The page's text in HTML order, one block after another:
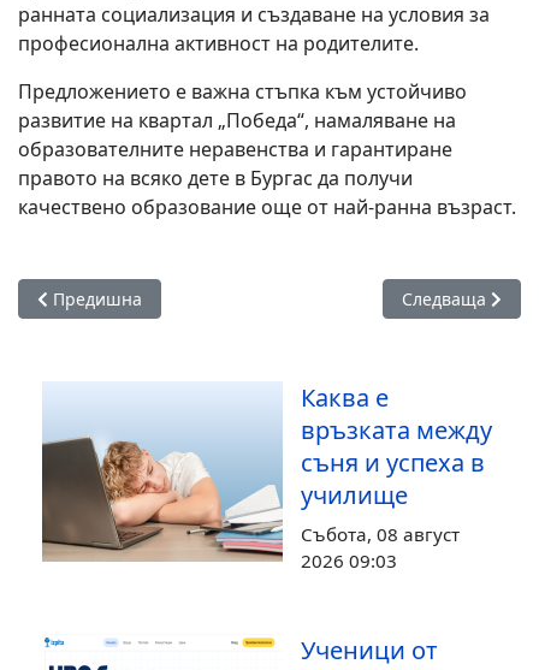
ранната социализация и създаване на условия за
професионална активност на родителите.
Предложението е важна стъпка към устойчиво
развитие на квартал „Победа“, намаляване на
образователните неравенства и гарантиране
правото на всяко дете в Бургас да получи
качествено образование още от най-ранна възраст.
Предишна статия: Механотехникумът получи втори
Предишна Следваща
Следваща
Каква е
връзката между
съня и успеха в
училище
Събота, 08 август
2026 09:03
Ученици от